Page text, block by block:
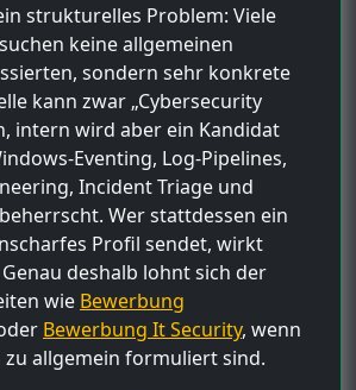
strukturelles Problem: Viele
keine allgemeinen
sondern sehr konkrete
kann zwar „Cybersecurity
intern wird aber ein Kandidat
Eventing, Log-Pipelines,
Incident Triage und
Wer stattdessen ein
Profil sendet, wirkt
deshalb lohnt sich der
wie Bewerbung
Bewerbung It Security, wenn
allgemein formuliert sind.